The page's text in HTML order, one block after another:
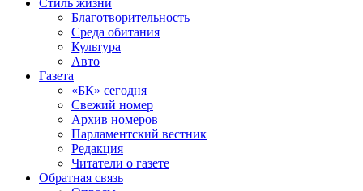
Стиль жизни
Благотворительность
Среда обитания
Культура
Авто
Газета
«БК» сегодня
Свежий номер
Архив номеров
Парламентский вестник
Редакция
Читатели о газете
Обратная связь